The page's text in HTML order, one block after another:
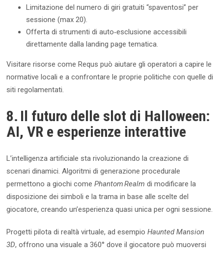
Limitazione del numero di giri gratuiti “spaventosi” per
sessione (max 20).
Offerta di strumenti di auto‑esclusione accessibili
direttamente dalla landing page tematica.
Visitare risorse come Requs può aiutare gli operatori a capire le
normative locali e a confrontare le proprie politiche con quelle di
siti regolamentati.
8. Il futuro delle slot di Halloween:
AI, VR e esperienze interattive
L’intelligenza artificiale sta rivoluzionando la creazione di
scenari dinamici. Algoritmi di generazione procedurale
permettono a giochi comePhantom Realm di modificare la
disposizione dei simboli e la trama in base alle scelte del
giocatore, creando un’esperienza quasi unica per ogni sessione.
Progetti pilota di realtà virtuale, ad esempioHaunted Mansion
3D, offrono una visuale a 360° dove il giocatore può muoversi